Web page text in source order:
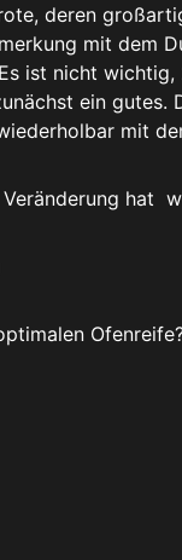
deren
mit dem
ist nicht
ein gutes.
mit
hat